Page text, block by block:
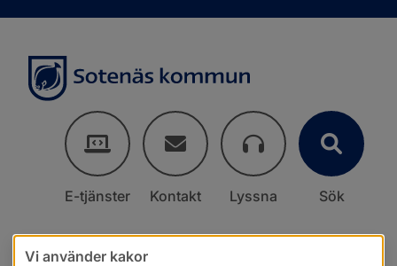
E-tjänster Kontakt Lyssna Sök
Vi använder kakor